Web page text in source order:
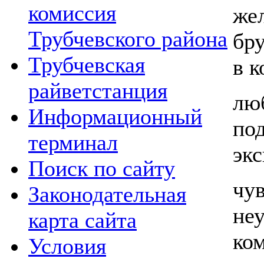
комиссия
Трубчевского района
Трубчевская
райветстанция
Информационный
терминал
Поиск по сайту
Законодательная
карта сайта
Условия
в